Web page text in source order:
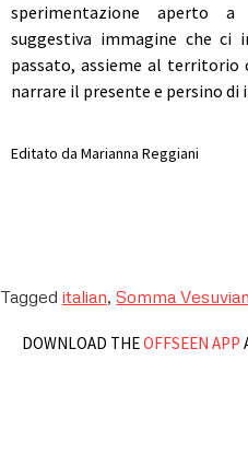
sperimentazione aperto
suggestiva immagine che
passato, assieme al
narrare il presente e persino
Editato da Marianna Reggiani
Tagged italian, Somma
DOWNLOAD THEOFFSEEN APP